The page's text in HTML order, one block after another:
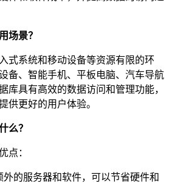
场景？
式系统和移动设备等资源有限的环
备、智能手机、平板电脑、汽车导航
库具有高效的数据访问和管理功能，
供更好的用户体验。
么？
点：
的服务器和软件，可以节省硬件和